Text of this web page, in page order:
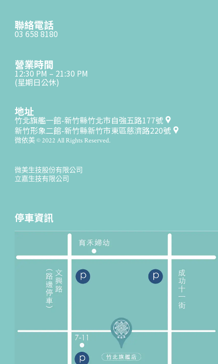
聯絡電話
03 658 8180
營業時間
12:30 PM – 21:30 PM
(星期日公休)
地址
竹北旗艦一館-新竹縣竹北市自強五路177號
新竹形象二館-新竹縣新竹市東區慈濟路220號
微依美 © 2022 All Rights Reserved.
微美生技股份有限公司
立嘉生技有限公司
停車資訊